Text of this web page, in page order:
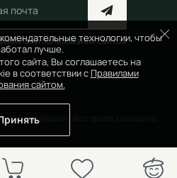
технологии, чтобы
лучше.
сайта, Вы соглашаетесь на
в соответствии с Правилами
сайтом.
пользования сайтом
Карандаш». Все права защищены